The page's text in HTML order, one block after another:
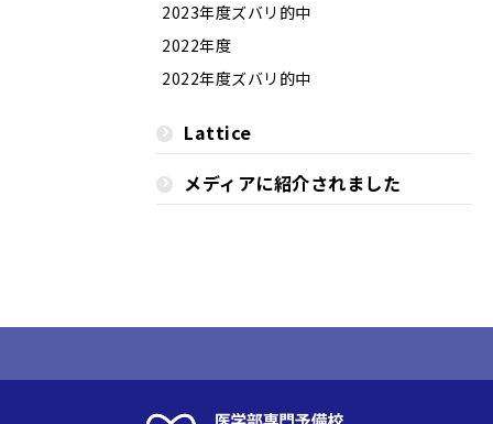
2023年度ズバリ的中
2022年度
2022年度ズバリ的中
Lattice
メディアに紹介されました